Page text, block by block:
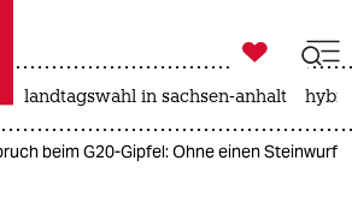
taz zahl ich
zahl ich

taz zahl ich
landtagswahl in sachsen-anhalt
beim G20-Gipfel: Ohne einen Steinwurf